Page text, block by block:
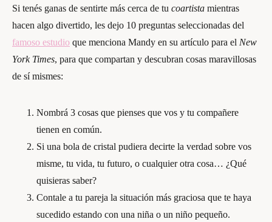
Si tenés ganas de sentirte más cerca de tu coartista mientras
hacen algo divertido, les dejo 10 preguntas seleccionadas del
famoso estudio que menciona Mandy en su artículo para el New
York Times, para que compartan y descubran cosas maravillosas
de sí mismes:
Nombrá 3 cosas que pienses que vos y tu compañere
tienen en común.
Si una bola de cristal pudiera decirte la verdad sobre vos
misme, tu vida, tu futuro, o cualquier otra cosa… ¿Qué
quisieras saber?
Contale a tu pareja la situación más graciosa que te haya
sucedido estando con una niña o un niño pequeño.